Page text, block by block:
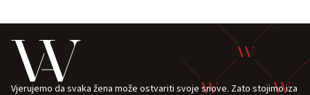
Vjerujemo da svaka žena može ostvariti svoje snove. Zato stojimo iza